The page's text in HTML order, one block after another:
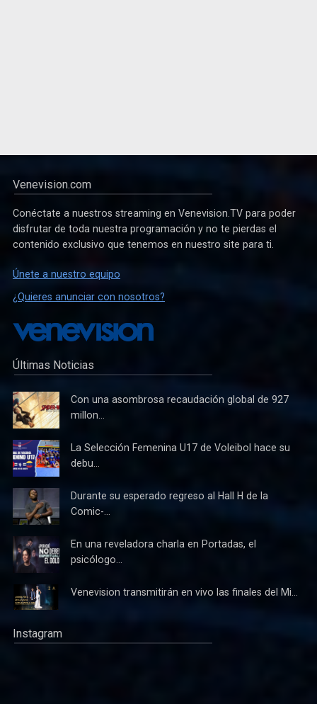
Venevision.com
Conéctate a nuestros streaming en Venevision.TV para poder
disfrutar de toda nuestra programación y no te pierdas el
contenido exclusivo que tenemos en nuestro site para ti.
Únete a nuestro equipo
¿Quieres anunciar con nosotros?
Últimas Noticias
Con una asombrosa recaudación global de 927
millon...
La Selección Femenina U17 de Voleibol hace su
debu...
Durante su esperado regreso al Hall H de la
Comic-...
En una reveladora charla en Portadas, el
psicólogo...
Venevision transmitirán en vivo las finales del Mi...
Instagram